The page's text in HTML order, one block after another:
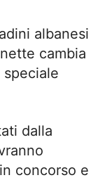
albanesi
cambia
dalla
concorso e